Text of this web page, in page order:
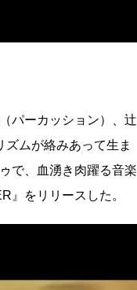
パーカッション）、辻
ムが絡みあって生ま
で、血湧き肉躍る音楽
』をリリースした。